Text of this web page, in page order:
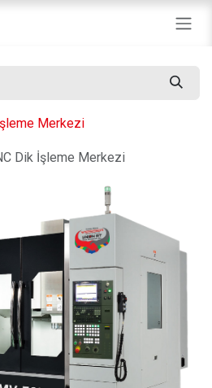
Merkezi
Dik İşleme Merkezi